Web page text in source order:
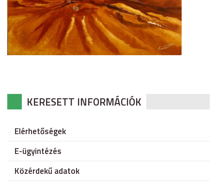
KERESETT INFORMÁCIÓK
Elérhetőségek
E-ügyintézés
Közérdekű adatok